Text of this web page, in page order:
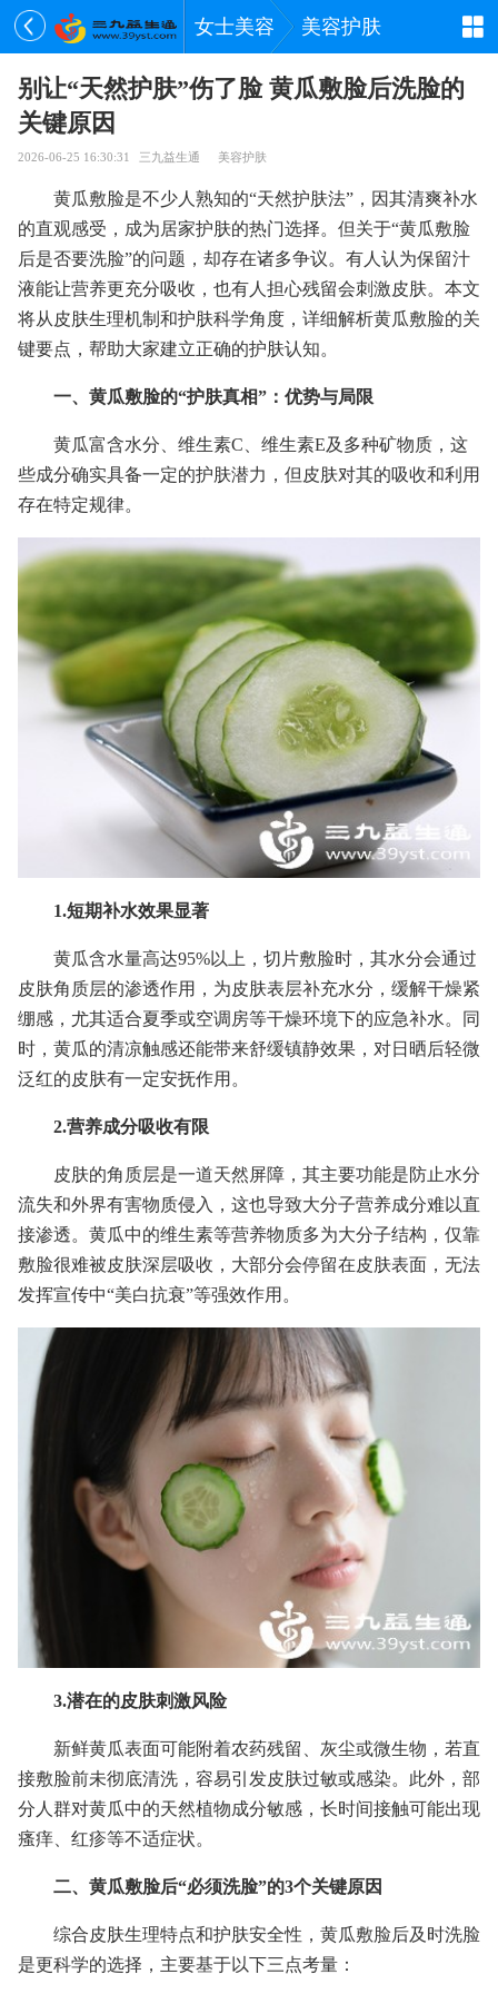
女士美容 美容护肤
别让“天然护肤”伤了脸 黄瓜敷脸后洗脸的
关键原因
2026-06-25 16:30:31 三九益生通 美容护肤
黄瓜敷脸是不少人熟知的“天然护肤法”，因其清爽补水
的直观感受，成为居家护肤的热门选择。但关于“黄瓜敷脸
后是否要洗脸”的问题，却存在诸多争议。有人认为保留汁
液能让营养更充分吸收，也有人担心残留会刺激皮肤。本文
将从皮肤生理机制和护肤科学角度，详细解析黄瓜敷脸的关
键要点，帮助大家建立正确的护肤认知。
一、黄瓜敷脸的“护肤真相”：优势与局限
黄瓜富含水分、维生素C、维生素E及多种矿物质，这
些成分确实具备一定的护肤潜力，但皮肤对其的吸收和利用
存在特定规律。
1.短期补水效果显著
黄瓜含水量高达95%以上，切片敷脸时，其水分会通过
皮肤角质层的渗透作用，为皮肤表层补充水分，缓解干燥紧
绷感，尤其适合夏季或空调房等干燥环境下的应急补水。同
时，黄瓜的清凉触感还能带来舒缓镇静效果，对日晒后轻微
泛红的皮肤有一定安抚作用。
2.营养成分吸收有限
皮肤的角质层是一道天然屏障，其主要功能是防止水分
流失和外界有害物质侵入，这也导致大分子营养成分难以直
接渗透。黄瓜中的维生素等营养物质多为大分子结构，仅靠
敷脸很难被皮肤深层吸收，大部分会停留在皮肤表面，无法
发挥宣传中“美白抗衰”等强效作用。
3.潜在的皮肤刺激风险
新鲜黄瓜表面可能附着农药残留、灰尘或微生物，若直
接敷脸前未彻底清洗，容易引发皮肤过敏或感染。此外，部
分人群对黄瓜中的天然植物成分敏感，长时间接触可能出现
瘙痒、红疹等不适症状。
二、黄瓜敷脸后“必须洗脸”的3个关键原因
综合皮肤生理特点和护肤安全性，黄瓜敷脸后及时洗脸
是更科学的选择，主要基于以下三点考量：